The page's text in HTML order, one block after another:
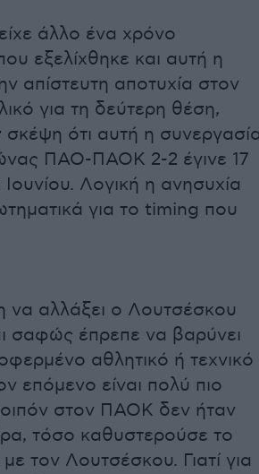
άλλο ένα χρόνο
εξελίχθηκε και αυτή η
απίστευτη αποτυχία στον
για τη δεύτερη θέση,
ότι αυτή η
ΠΑΟ-ΠΑΟΚ 2-2 έγινε 17
Λογική η ανησυχία
για το timing που
αλλάξει ο Λουτσέσκου
σαφώς έπρεπε να βαρύνει
αθλητικό ή τεχνικό
επόμενο είναι πολύ πιο
στον ΠΑΟΚ δεν ήταν
τόσο καθυστερούσε το
τον Λουτσέσκου. Γιατί για